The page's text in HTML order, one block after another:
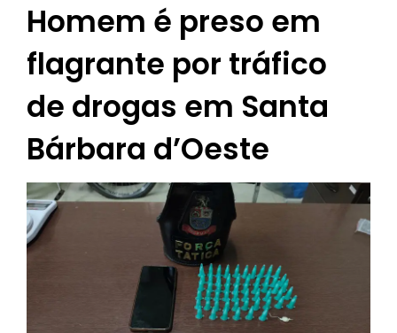
Homem é preso em
flagrante por tráfico
de drogas em Santa
Bárbara d’Oeste